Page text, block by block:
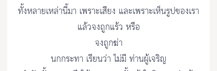
ทั้งหลายเหล่านี้มา เพราะเสียง และเพราะเห็นรูปของเรา
แล้วจงถูกแร้ว หรือ
จงถูกฆ่า
นกกระทา เรียนว่า ไม่มี ท่านผู้เจริญ